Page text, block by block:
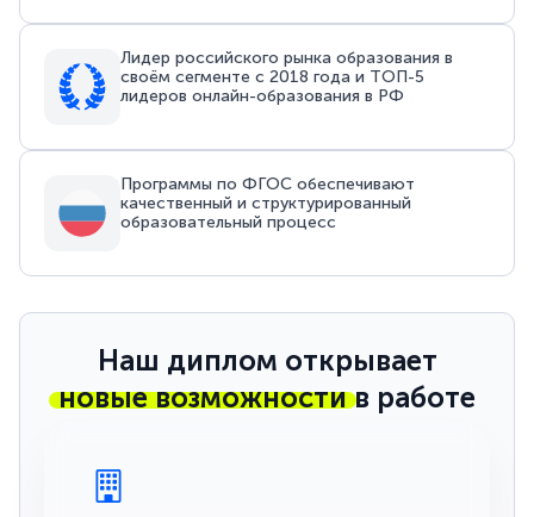
Лидер российского рынка образования в
своём сегменте с 2018 года и ТОП-5
лидеров онлайн-образования в РФ
Программы по ФГОС обеспечивают
качественный и структурированный
образовательный процесс
Наш диплом открывает
новые возможностив работе